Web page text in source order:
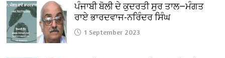
ਪੰਜਾਬੀ ਬੋਲੀ ਦੇ ਕੁਦਰਤੀ ਸੁਰ ਤਾਲ—ਮੰਗਤ
ਰਾਏ ਭਾਰਦਵਾਜ-ਨਰਿੰਦਰ ਸਿੰਘ
1 September 2023